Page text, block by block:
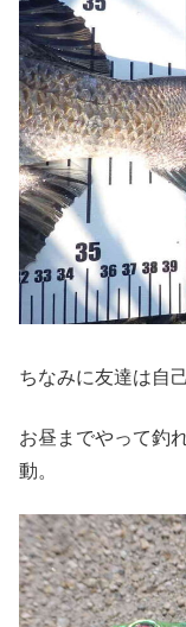
ちなみに友達は自
お昼までやって釣
動。